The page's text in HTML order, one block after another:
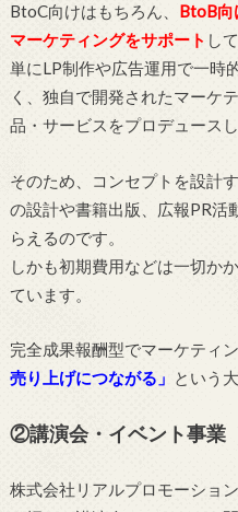
BtoC向けはもちろん、 BtoB向
マーケティングをサポート し
単にLP制作や広告運用で一時
く、独自で開発されたマーケ
品・サービスをプロデュースし
そのため、コンセプトを設計
の設計や書籍出版、広報PR活
らえるのです。
しかも初期費用などは一切か
ています。
完全成果報酬型でマーケティ
売り上げにつながる」 という
②講演会・イベント事業
株式会社リアルプロモーショ